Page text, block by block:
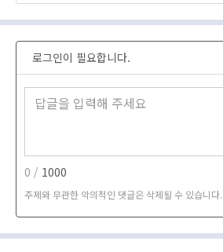
로그인이 필요합니다.
0 / 1000
주제와 무관한 악의적인 댓글은 삭제될 수 있습니다.